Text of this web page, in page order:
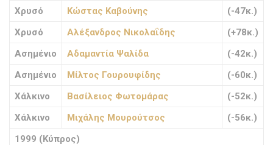
Χρυσό
Κώστας Καβούνης
(-47κ.)
Χρυσό
Αλέξανδρος Νικολαΐδης
(+78κ.)
Ασημένιο
Αδαμαντία Ψαλίδα
(-42κ.)
Ασημένιο
Μίλτος Γουρουφίδης
(-60κ.)
Χάλκινο
Βασίλειος Φωτομάρας
(-52κ.)
Χάλκινο
Μιχάλης Μουρούτσος
(-56κ.)
1999 (Κύπρος)